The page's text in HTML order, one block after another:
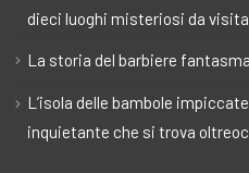
dieci luoghi misteriosi da
La storia del barbiere fantasma
L’isola delle bambole
inquietante che si trova